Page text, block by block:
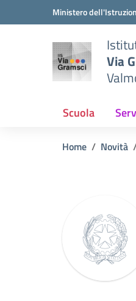
Vai ai contenuti
Vai al menu di navigazione
Ministero
Via
Scuola
Home Novità